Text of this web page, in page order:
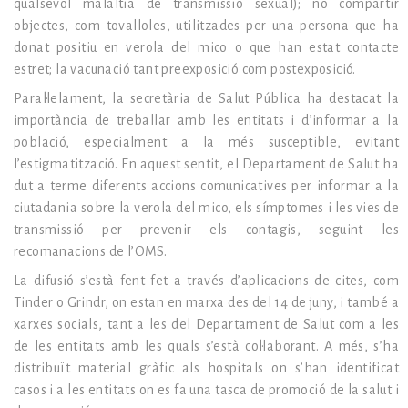
qualsevol malaltia de transmissió sexual); no compartir
objectes, com tovalloles, utilitzades per una persona que ha
donat positiu en verola del mico o que han estat contacte
estret; la vacunació tant preexposició com postexposició.
Paral·lelament, la secretària de Salut Pública ha destacat la
importància de treballar amb les entitats i d’informar a la
població, especialment a la més susceptible, evitant
l’estigmatització. En aquest sentit, el Departament de Salut ha
dut a terme diferents accions comunicatives per informar a la
ciutadania sobre la verola del mico, els símptomes i les vies de
transmissió per prevenir els contagis, seguint les
recomanacions de l’OMS.
La difusió s’està fent fet a través d’aplicacions de cites, com
Tinder o Grindr, on estan en marxa des del 14 de juny, i també a
xarxes socials, tant a les del Departament de Salut com a les
de les entitats amb les quals s’està col·laborant. A més, s’ha
distribuït material gràfic als hospitals on s’han identificat
casos i a les entitats on es fa una tasca de promoció de la salut i